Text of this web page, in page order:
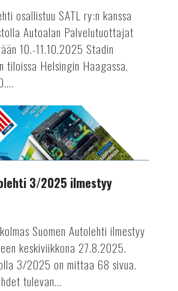
osallistuu SATL ry:n kanssa
Autoalan Palvelutuottajat
10.-11.10.2025 Stadin
tiloissa Helsingin Haagassa.
AUTOTEKNIIKKA
3/2025 ilmestyy
Suomen Autolehti ilmestyy
keskiviikkona 27.8.2025.
3/2025 on mittaa 68 sivua.
tulevan...